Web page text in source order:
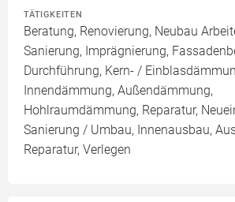
TÄTIGKEITEN
Beratung, Renovierung, Neubau
Sanierung, Imprägnierung,
Durchführung, Kern- /
Innendämmung, Außendämmung,
Hohlraumdämmung, Reparatur,
Sanierung / Umbau, Innenausbau,
Reparatur, Verlegen